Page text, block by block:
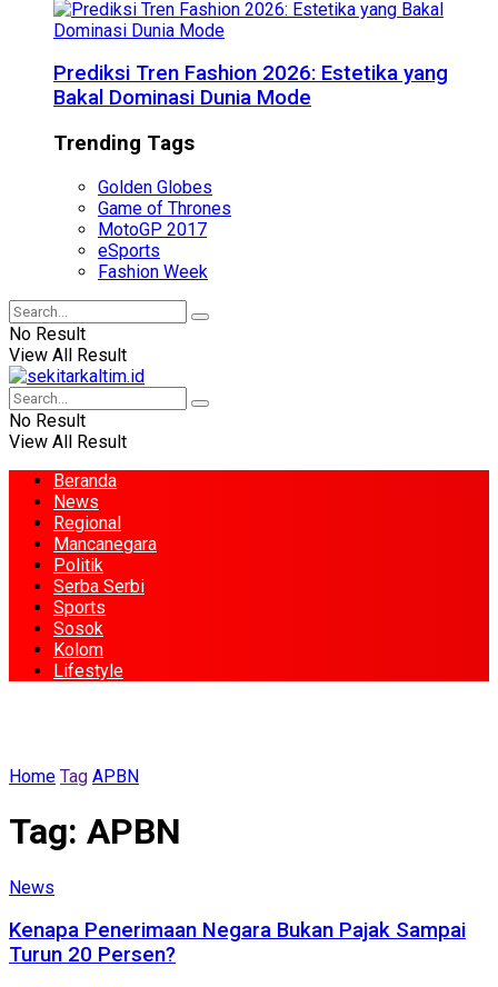
Prediksi Tren Fashion 2026: Estetika yang
Bakal Dominasi Dunia Mode
Trending Tags
Golden Globes
Game of Thrones
MotoGP 2017
eSports
Fashion Week
No Result
View All Result
No Result
View All Result
Beranda
News
Regional
Mancanegara
Politik
Serba Serbi
Sports
Sosok
Kolom
Lifestyle
Home Tag APBN
Tag: APBN
News
Kenapa Penerimaan Negara Bukan Pajak Sampai
Turun 20 Persen?